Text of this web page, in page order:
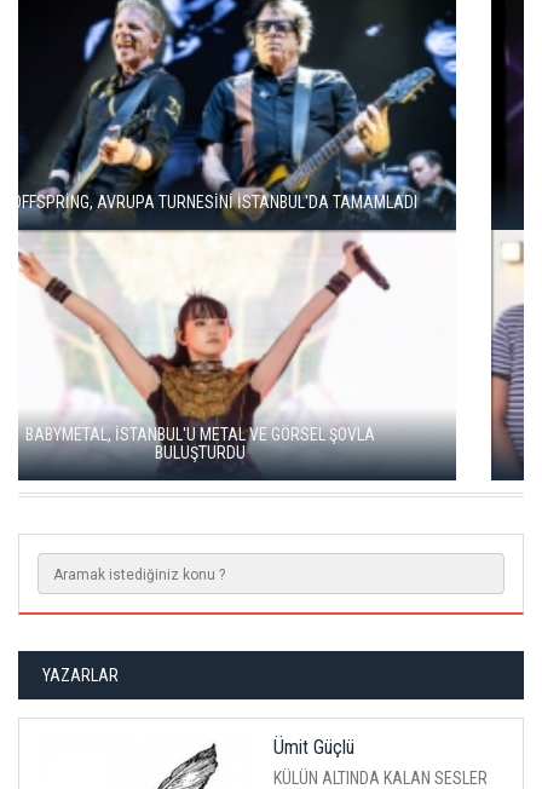
MODERN METALİN ÖNCÜSÜ TRİVİUM İSTANBUL'A GELİYOR
SOUND OF EUROPE BEŞİNCİ YILINDA İSTANBUL, ANKARA VE
İZMİR'DE
YAZARLAR
Ümit Güçlü
KÜLÜN ALTINDA KALAN SESLER